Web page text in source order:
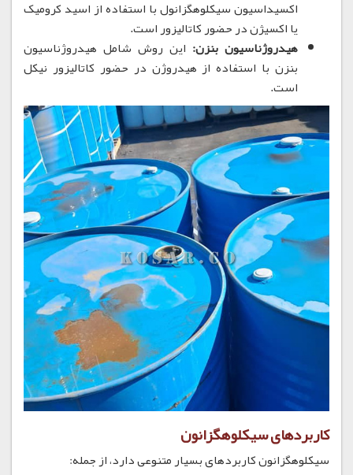
اکسیداسیون سیکلوهگزانول با استفاده از اسید کرومیک
یا اکسیژن در حضور کاتالیزور است.
هیدروژناسیون بنزن: این روش شامل هیدروژناسیون
بنزن با استفاده از هیدروژن در حضور کاتالیزور نیکل
است.
کاربردهای سیکلوهگزانون
سیکلوهگزانون کاربردهای بسیار متنوعی دارد، از جمله: